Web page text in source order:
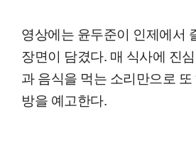
영상에는 윤두준이 인제에서
장면이 담겼다. 매 식사에 진
과 음식을 먹는 소리만으로
방을 예고한다.